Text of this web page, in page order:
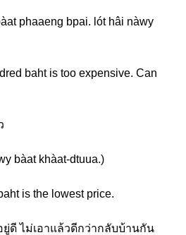
phaaeng bpai. lót hâi nàwy
baht is too expensive. Can
bàat khàat-dtuua.)
is the lowest price.
ยู่ดี ไม่เอาแล้วดีกว่ากลับบ้านกัน